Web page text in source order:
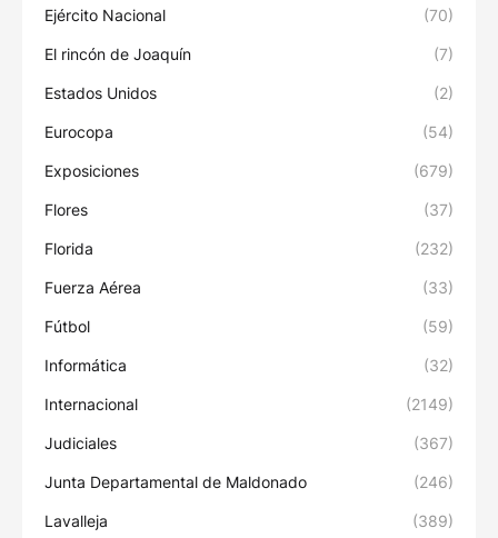
Ejército Nacional (70)
El rincón de Joaquín (7)
Estados Unidos (2)
Eurocopa (54)
Exposiciones (679)
Flores (37)
Florida (232)
Fuerza Aérea (33)
Fútbol (59)
Informática (32)
Internacional (2149)
Judiciales (367)
Junta Departamental de Maldonado (246)
Lavalleja (389)